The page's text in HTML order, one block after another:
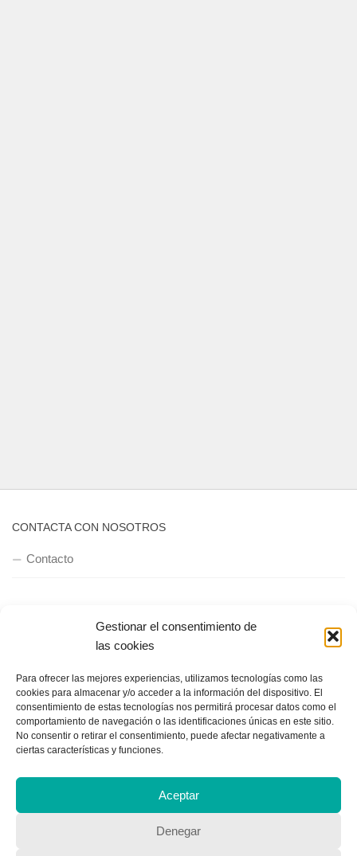
Gestionar el consentimiento de
las cookies
Para ofrecer las mejores experiencias, utilizamos tecnologías como las
cookies para almacenar y/o acceder a la información del dispositivo. El
consentimiento de estas tecnologías nos permitirá procesar datos como el
comportamiento de navegación o las identificaciones únicas en este sitio.
No consentir o retirar el consentimiento, puede afectar negativamente a
ciertas características y funciones.
Aceptar
Denegar
CONTACTA CON NOSOTROS
Contacto
QUIENES SOMOS
Quienes somos
POLÍTICA DE PRIVACIDAD
Política de privacidad